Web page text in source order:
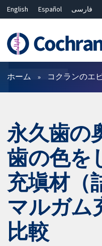
English Español
فارسی
Deutsch
Bahasa Malaysia
繁體中文
简体中文
フィルター
ホーム コクランのエ
永久歯の
歯の色を
充塡材（
マルガム
比較